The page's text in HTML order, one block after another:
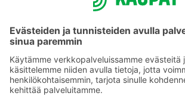
Yhteishyvä Ruoka -sovellus
S-ostoslista -sovellus
Prisma.fi
Sokos.fi
S-Pankki